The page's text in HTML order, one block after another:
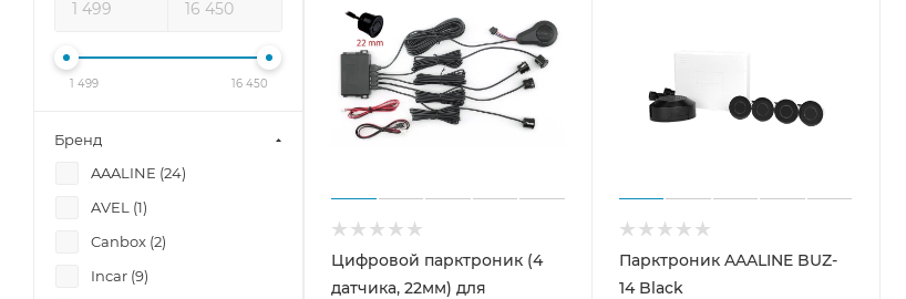
Цифровой парктроник (4
датчика, 22мм) для
Парктроник AAALINE BUZ-
14 Black
1 499 16 450
Бренд
AAALINE (24)
AVEL (1)
Canbox (2)
Incar (9)